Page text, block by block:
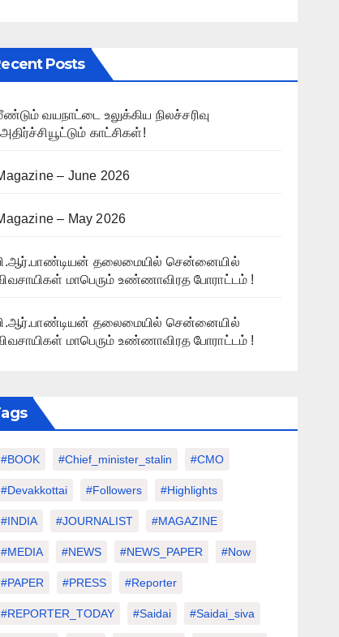
Posts
வயநாட்டை உலுக்கிய நிலச்சரிவு
காட்சிகள்!
– June 2026
– May 2026
தலைமையில் சென்னையில்
மாபெரும் உண்ணாவிரத போராட்டம் !
தலைமையில் சென்னையில்
மாபெரும் உண்ணாவிரத போராட்டம் !
#BOOK #chief_minister_stalin #CMO
#devakkottai #followers #highlights
#INDIA #JOURNALIST #MAGAZINE
#MEDIA #NEWS #NEWS_PAPER #Now
#PAPER #PRESS #Reporter
#REPORTER_TODAY #saidai #saidai_siva